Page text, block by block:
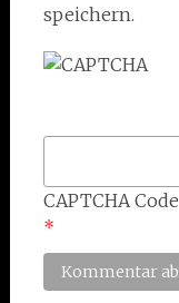
speichern.
CAPTCHA Code
*